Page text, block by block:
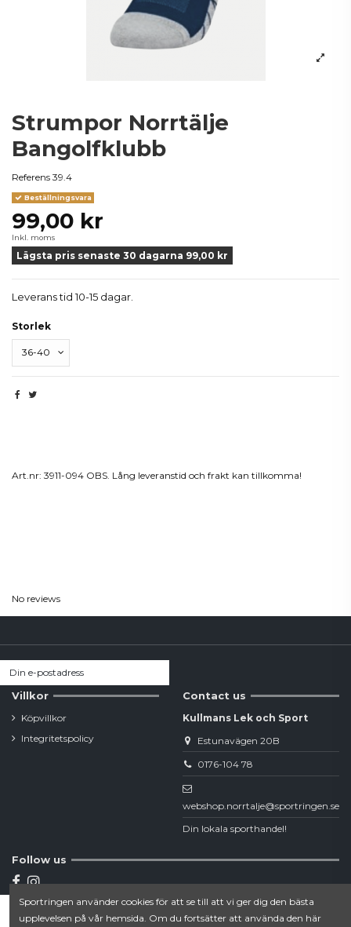
Strumpor Norrtälje
Bangolfklubb
Referens 39.4
Beställningsvara
99,00 kr
Inkl. moms
Lägsta pris senaste 30 dagarna 99,00 kr
Leverans tid 10-15 dagar.
Storlek
Lägg till i varukorgen
Art.nr: 3911-094 OBS. Lång leveranstid och frakt kan tillkomma!
No reviews
Villkor
Köpvillkor
Integritetspolicy
Contact us
Kullmans Lek och Sport
Estunavägen 20B
0176-104 78
webshop.norrtalje@sportringen.se
Din lokala sporthandel!
Follow us
Newsletter
Sportringen använder cookies för att se till att vi ger dig den bästa
upplevelsen på vår hemsida. Om du fortsätter att använda den här